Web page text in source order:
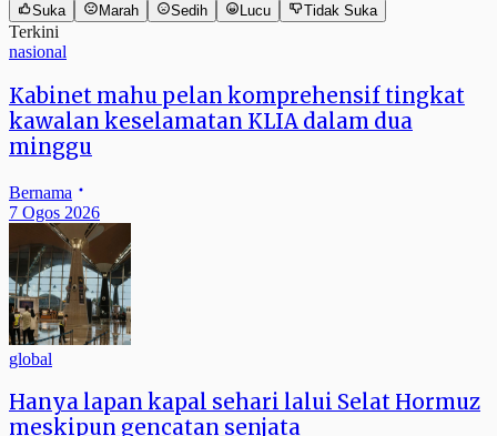
Suka Marah Sedih Lucu Tidak Suka
Terkini
nasional
Kabinet mahu pelan komprehensif tingkat
kawalan keselamatan KLIA dalam dua
minggu
Bernama
7 Ogos 2026
global
Hanya lapan kapal sehari lalui Selat Hormuz
meskipun gencatan senjata